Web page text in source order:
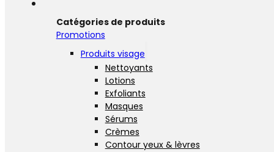
Catégories de produits
Promotions
Produits visage
Nettoyants
Lotions
Exfoliants
Masques
Sérums
Crèmes
Contour yeux & lèvres